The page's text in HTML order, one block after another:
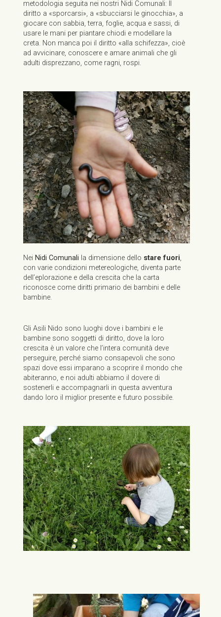
metodologia seguita nei nostri Nidi Comunali: Il
diritto a «sporcarsi», a «sbucciarsi le ginocchia», a
giocare con sabbia, terra, foglie, acqua e sassi, di
usare le mani per piantare chiodi e modellare la
creta. Non manca poi il diritto «alla schifezza», cioè
ad avvicinare, conoscere e amare animali che gli
adulti disprezzano, come ragni, rospi.
Nei Nidi Comunali la dimensione dello stare fuori,
con varie condizioni metereologiche, diventa parte
dell’eplorazione e della crescita che la carta
riconosce come diritti primario dei bambini e delle
bambine.
Gli Asili Nido sono luoghi dove i bambini e le
bambine sono soggetti di diritto, dove la loro
crescita è un valore che l’intera comunità deve
perseguire, perché siamo consapevoli che sono
spazi dove essi imparano a scoprire il mondo che
abiteranno, e noi adulti abbiamo il dovere di
sostenerli e accompagnarli in questa avventura
dando loro il miglior presente e futuro possibile.